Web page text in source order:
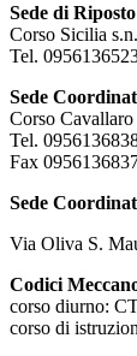
Sede di Riposto
Corso Sicilia
Tel.
Sede
Corso
Tel.
Fax
Sede
Via Oliva S.
Codici
corso diurno:
corso di